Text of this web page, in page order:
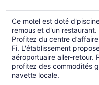
Ce motel est doté
remous et d'un
Profitez du centre
Fi. L'établissement
aéroportuaire aller-retour.
profitez des commodités
navette locale.